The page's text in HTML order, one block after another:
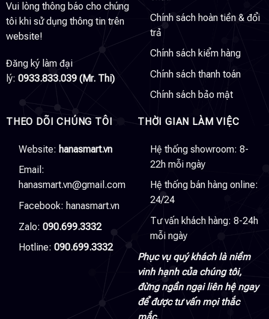
Vui lòng thông báo cho chúng
tôi khi sử dụng thông tin trên
website!
Đăng ký làm đại
lý: 0933.833.039 (Mr. Thi)
Chính sách hoàn tiền & đổi
trả
Chính sách kiểm hàng
Chính sách thanh toán
Chính sách bảo mật
THEO DÕI CHÚNG TÔI
Website: hanasmart.vn
Email:
hanasmart.vn@gmail.com
Facebook: hanasmart.vn
Zalo: 090.699.3332
Hotline: 090.699.3332
THỜI GIAN LÀM VIỆC
Hệ thống showroom: 8-
22h mỗi ngày
Hệ thống bán hàng online:
24/24
Tư vấn khách hàng: 8-24h
mỗi ngày
Phục vụ quý khách là niềm
vinh hạnh của chúng tôi,
đừng ngần ngại liên hệ ngay
để được tư vấn mọi thắc
mắc.